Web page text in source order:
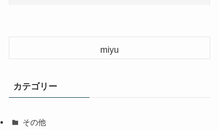
miyu
カテゴリー
その他